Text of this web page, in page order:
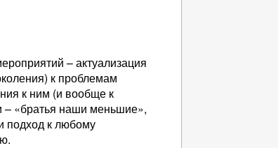
– актуализация
к проблемам
к ним (и вообще к
– «братья наши меньшие»,
подход к любому